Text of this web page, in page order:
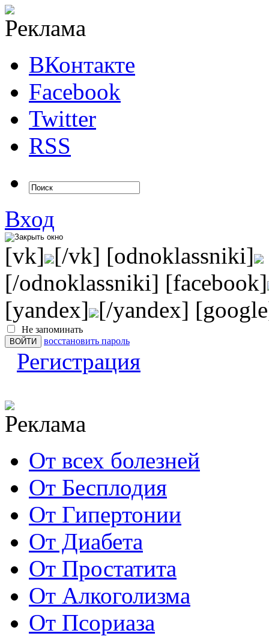
ВКонтакте
Facebook
Twitter
RSS
Вход
[vk] [/vk] [odnoklassniki]
[/odnoklassniki] [facebook]
[yandex] [/yandex]
Не запоминать
восстановить пароль
Регистрация
От всех болезней
От Бесплодия
От Гипертонии
От Диабета
От Простатита
От Алкоголизма
От Псориаза